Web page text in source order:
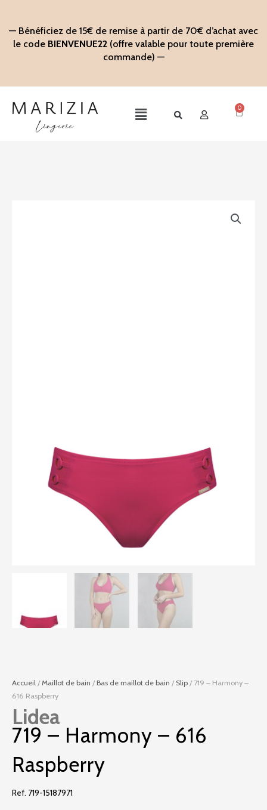
contenu
— Bénéficiez de 15€ de remise à partir de 70€ d’achat avec
le code BIENVENUE22 (offre valable pour toute première
commande) —
Main
0
Panier
Accueil / Maillot de bain / Bas de maillot de bain / Slip / 719 – Harmony –
616 Raspberry
Lidea
719 – Harmony – 616
Raspberry
Ref. 719-15187971